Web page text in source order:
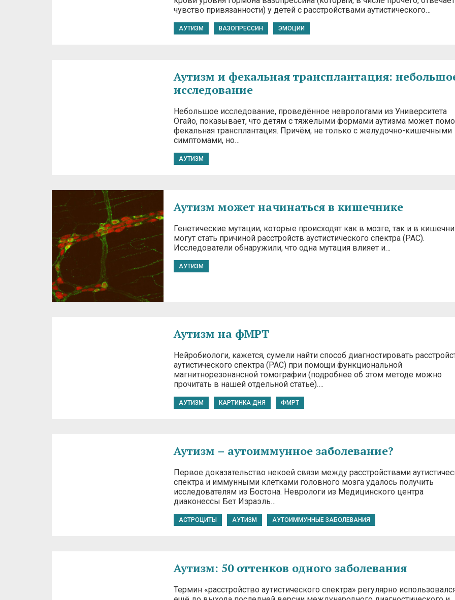
чувство привязанности) у детей с расстройствами аутистического…
АУТИЗМ ВАЗОПРЕССИН ЭМОЦИИ
Аутизм и фекальная трансплантация:
исследование
Небольшое исследование, проведённое неврологами из Университета
Огайо, показывает, что детям с тяжёлыми формами аутизма может
фекальная трансплантация. Причём, не только с желудочно-кишечными
симптомами, но…
АУТИЗМ
Аутизм может начинаться в кишечнике
Генетические мутации, которые происходят как в мозге, так и в
могут стать причиной расстройств аустистического спектра (РАС).
Исследователи обнаружили, что одна мутация влияет и…
АУТИЗМ
Аутизм на фМРТ
Нейробиологи, кажется, сумели найти способ диагностировать
аутистического спектра (РАС) при помощи функциональной
магнитнорезонансной томографии (подробнее об этом методе можно
прочитать в нашей отдельной статье)….
АУТИЗМ КАРТИНКА ДНЯ ФМРТ
Аутизм – аутоиммунное заболевание?
Первое доказательство некоей связи между расстройствами
спектра и иммунными клетками головного мозга удалось получить
исследователям из Бостона. Неврологи из Медицинского центра
диаконессы Бет Израэль…
АСТРОЦИТЫ АУТИЗМ АУТОИММУННЫЕ ЗАБОЛЕВАНИЯ
Аутизм: 50 оттенков одного заболевания
Термин «расстройство аутистического спектра» регулярно